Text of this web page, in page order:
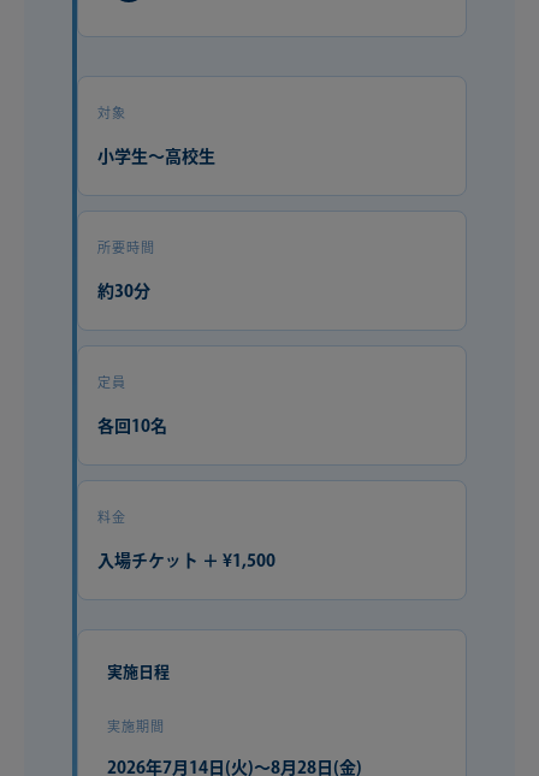
対象
小学生〜高校生
所要時間
約30分
定員
各回10名
料金
入場チケット ＋ ¥1,500
実施日程
実施期間
2026年7月14日(火)〜8月28日(金)